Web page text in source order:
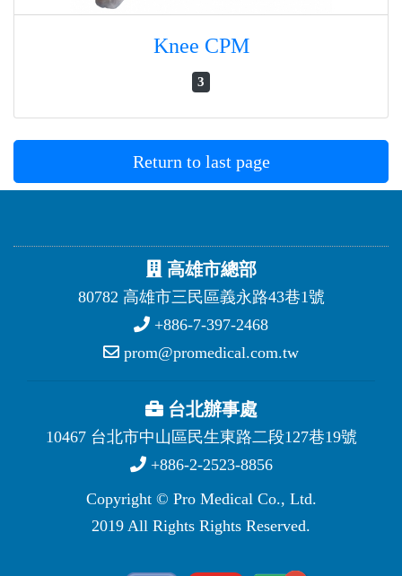
Knee CPM
3
Return to last page
高雄市總部
80782 高雄市三民區義永路43巷1號
+886-7-397-2468
prom@promedical.com.tw
台北辦事處
10467 台北市中山區民生東路二段127巷19號
+886-2-2523-8856
Copyright © Pro Medical Co., Ltd.
2019 All Rights Rights Reserved.